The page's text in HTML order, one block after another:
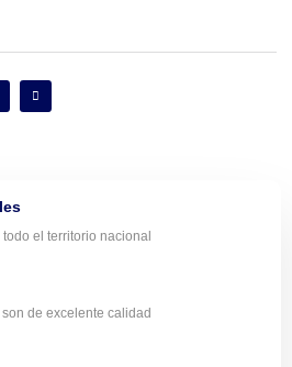
el territorio nacional
de excelente calidad